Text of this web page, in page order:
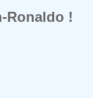
Ronaldo !